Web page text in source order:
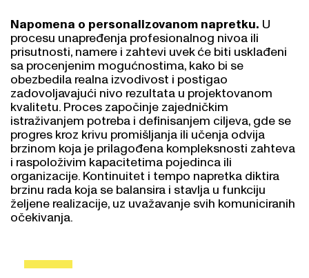
Napomena o personalizovanom napretku.U
procesu unapređenja profesionalnog nivoa ili
prisutnosti, namere i zahtevi uvek će biti usklađeni
sa procenjenim mogućnostima, kako bi se
obezbedila realna izvodivost i postigao
zadovoljavajući nivo rezultata u projektovanom
kvalitetu. Proces započinje zajedničkim
istraživanjem potreba i definisanjem ciljeva, gde se
progres kroz krivu promišljanja ili učenja odvija
brzinom koja je prilagođena kompleksnosti zahteva
i raspoloživim kapacitetima pojedinca ili
organizacije. Kontinuitet i tempo napretka diktira
brzinu rada koja se balansira i stavlja u funkciju
željene realizacije, uz uvažavanje svih komuniciranih
očekivanja.